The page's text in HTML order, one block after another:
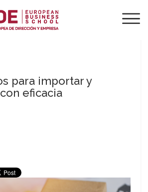
para importar y
eficacia